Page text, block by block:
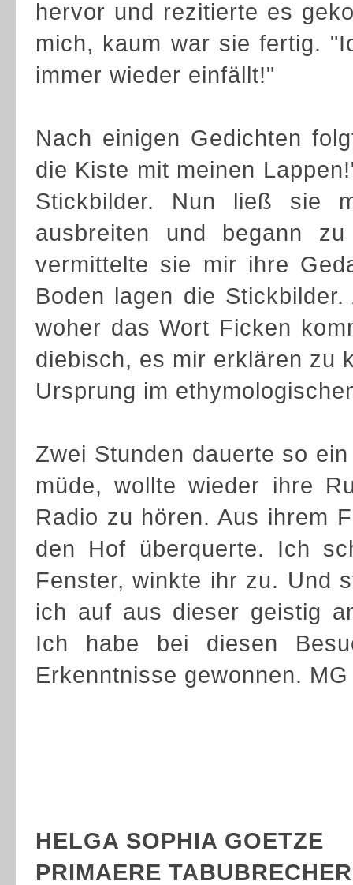
hervor und rezitierte es
mich, kaum war sie fertig.
immer wieder einfällt!"
Nach einigen Gedichten
die Kiste mit meinen
Stickbilder. Nun ließ sie
ausbreiten und begann
vermittelte sie mir ihre
Boden lagen die
woher das Wort Ficken
diebisch, es mir erklären zu
Ursprung im
Zwei Stunden dauerte so
müde, wollte wieder ihre
Radio zu hören. Aus ihrem
den Hof überquerte. Ich
Fenster, winkte ihr zu. Und
ich auf aus dieser geistig
Ich habe bei diesen
Erkenntnisse gewonnen. MG
HELGA SOPHIA GOETZE
PRIMAERE